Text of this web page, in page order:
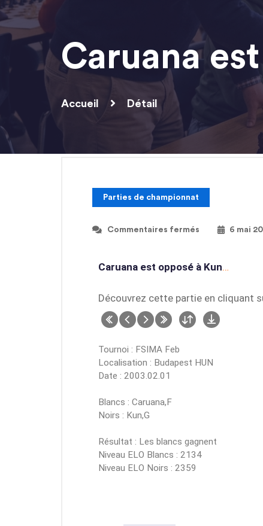
Caruana
Accueil Détail
Parties de championnat
Commentaires fermés 6 mai
Caruana est opposé à Kun…
Découvrez cette partie en cliquant
Tournoi : FSIMA Feb
Localisation : Budapest HUN
Date : 2003.02.01
Blancs : Caruana,F
Noirs : Kun,G
Résultat : Les blancs gagnent
Niveau ELO Blancs : 2134
Niveau ELO Noirs : 2359